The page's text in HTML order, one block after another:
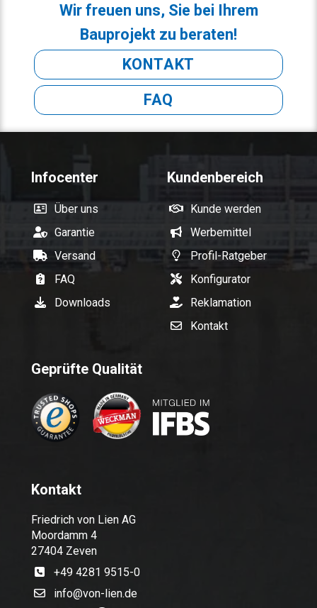
Wir freuen uns, Sie bei Ihrem
Bauprojekt zu beraten!
KONTAKT
FAQ
Infocenter
Über uns
Garantie
Versand
FAQ
Downloads
Kundenbereich
Kunde werden
Werbemittel
Profil-Ratgeber
Konfigurator
Reklamation
Kontakt
Geprüfte Qualität
Kontakt
Friedrich von Lien AG
Moordamm 4
27404 Zeven
+49 4281 9515-0
info@von-lien.de